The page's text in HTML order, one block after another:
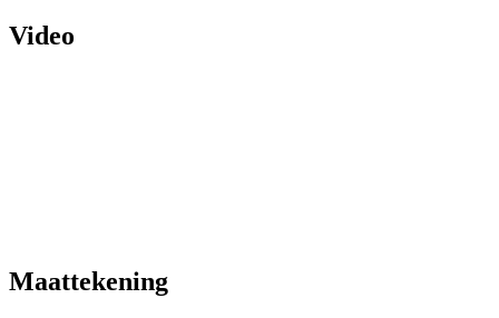
Video
Maattekening